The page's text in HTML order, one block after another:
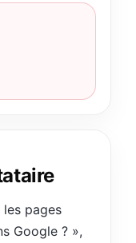
pages
Google ? »,